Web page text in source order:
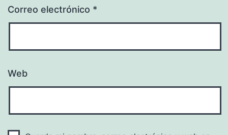
Correo electrónico *
Web